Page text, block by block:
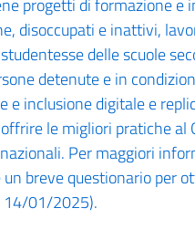
progetti di formazione
disoccupati e inattivi,
delle scuole
detenute e in
inclusione digitale e
le migliori pratiche al
Per maggiori
breve questionario per
14/01/2025).